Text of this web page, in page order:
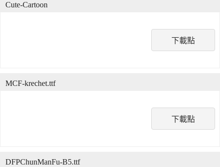
下載點
Cute-Cartoon
下載點
MCF-krechet.ttf
DFPChunManFu-B5.ttf